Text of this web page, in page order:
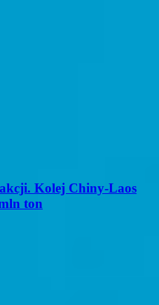
Kolej Chiny-Laos
ton